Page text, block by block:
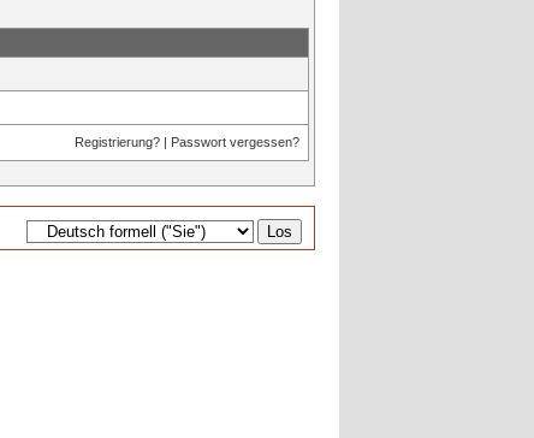
Registrierung? | Passwort vergessen?